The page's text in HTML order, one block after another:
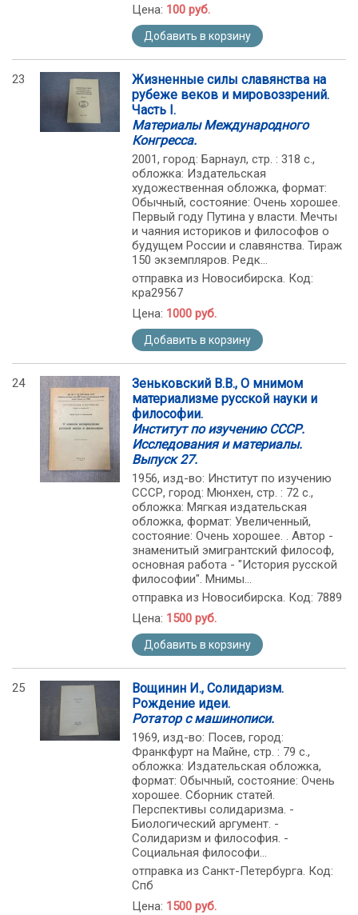
Цена: 100 руб.
Добавить в корзину
23
Жизненные силы славянства на
рубеже веков и мировоззрений.
Часть I.
Материалы Международного
Конгресса.
2001, город: Барнаул, стр. : 318 с.,
обложка: Издательская
художественная обложка, формат:
Обычный, состояние: Очень хорошее.
Первый году Путина у власти. Мечты
и чаяния историков и философов о
будущем России и славянства. Тираж
150 экземпляров. Редк...
отправка из Новосибирска. Код:
кра29567
Цена: 1000 руб.
Добавить в корзину
24
Зеньковский В.В., О мнимом
материализме русской науки и
философии.
Институт по изучению СССР.
Исследования и материалы.
Выпуск 27.
1956, изд-во: Институт по изучению
СССР, город: Мюнхен, стр. : 72 с.,
обложка: Мягкая издательская
обложка, формат: Увеличенный,
состояние: Очень хорошее. . Автор -
знаменитый эмигрантский философ,
основная работа - "История русской
философии". Мнимы...
отправка из Новосибирска. Код: 7889
Цена: 1500 руб.
Добавить в корзину
25
Вощинин И., Солидаризм.
Рождение идеи.
Ротатор с машинописи.
1969, изд-во: Посев, город:
Франкфурт на Майне, стр. : 79 с.,
обложка: Издательская обложка,
формат: Обычный, состояние: Очень
хорошее. Сборник статей.
Перспективы солидаризма. -
Биологический аргумент. -
Солидаризм и философия. -
Социальная философи...
отправка из Санкт-Петербурга. Код:
Спб
Цена: 1500 руб.